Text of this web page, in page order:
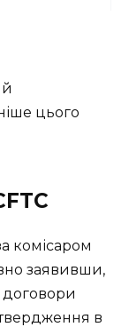
цього
комісаром
заявивши,
договори
в